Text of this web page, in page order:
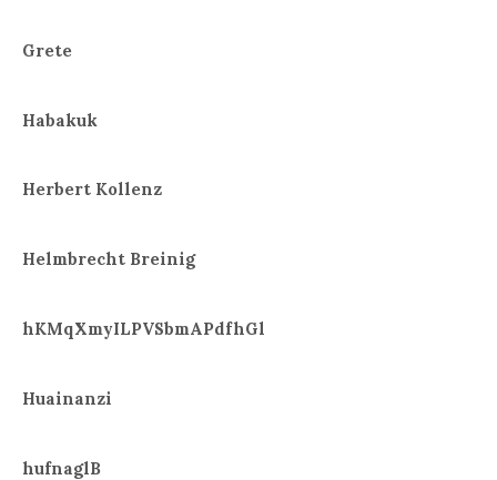
Grete
Habakuk
Herbert Kollenz
Helmbrecht Breinig
hKMqXmyILPVSbmAPdfhGl
Huainanzi
hufnaglB